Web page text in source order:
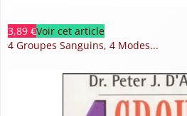
3,89 €Voir cet article
4 Groupes Sanguins, 4 Modes...